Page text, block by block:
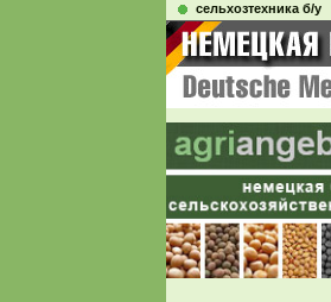
сельхозтехника б/у